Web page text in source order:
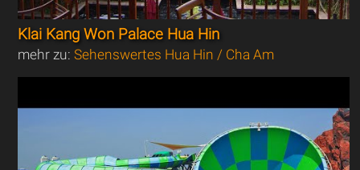
Klai Kang Won Palace Hua Hin
mehr zu:Sehenswertes Hua Hin / Cha Am